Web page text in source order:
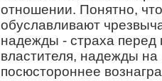
отношении. Понятно,
обуславливают
надежды - страха перед
властителя, надежды на
посюстороннее